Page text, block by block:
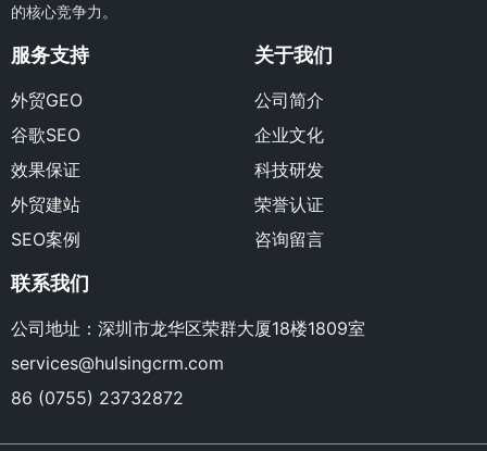
的核心竞争力。
服务支持
外贸GEO
谷歌SEO
效果保证
外贸建站
SEO案例
关于我们
公司简介
企业文化
科技研发
荣誉认证
咨询留言
联系我们
公司地址：深圳市龙华区荣群大厦18楼1809室
services@hulsingcrm.com
86 (0755) 23732872